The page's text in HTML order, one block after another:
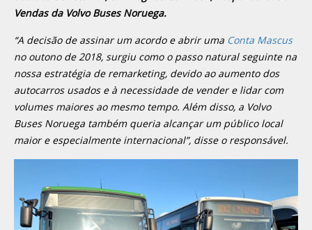
Vendas da Volvo Buses Noruega.
“A decisão de assinar um acordo e abrir uma Conta Mascus
no outono de 2018, surgiu como o passo natural seguinte na
nossa estratégia de remarketing, devido ao aumento dos
autocarros usados e à necessidade de vender e lidar com
volumes maiores ao mesmo tempo. Além disso, a Volvo
Buses Noruega também queria alcançar um público local
maior e especialmente internacional”, disse o responsável.